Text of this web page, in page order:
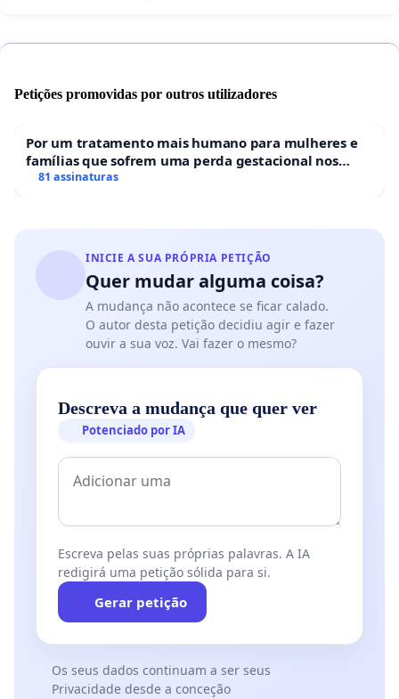
Petições promovidas por outros utilizadores
Por um tratamento mais humano para mulheres e
famílias que sofrem uma perda gestacional nos
hospitais portugueses
81 assinaturas
INICIE A SUA PRÓPRIA PETIÇÃO
Quer mudar alguma coisa?
A mudança não acontece se ficar calado.
O autor desta petição decidiu agir e fazer
ouvir a sua voz. Vai fazer o mesmo?
Descreva a mudança que quer ver
Potenciado por IA
Escreva pelas suas próprias palavras. A IA
redigirá uma petição sólida para si.
Gerar petição
Os seus dados continuam a ser seus
Privacidade desde a conceção